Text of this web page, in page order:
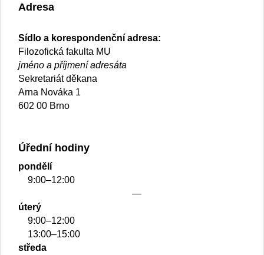
Adresa
Sídlo a korespondenční adresa:
Filozofická fakulta MU
jméno a příjmení adresáta
Sekretariát děkana
Arna Nováka 1
602 00 Brno
Úřední hodiny
pondělí
9:00–12:00
—
úterý
9:00–12:00
13:00–15:00
středa